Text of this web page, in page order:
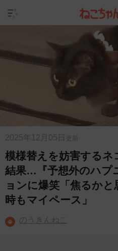
2025年12月05日 更新
模様替えを妨害する
結果…『予想外のハプ
ョンに爆笑「焦るか
時もマイペース」
のうきんねこ